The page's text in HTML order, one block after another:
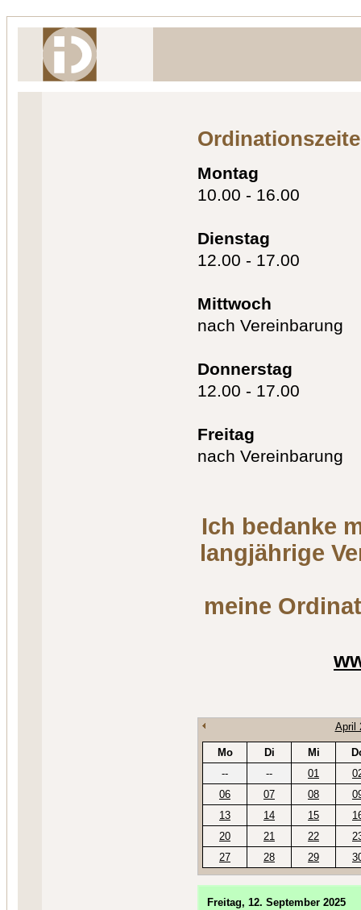
Montag
10.00 - 16.00
Dienstag
12.00 - 17.00
Mittwoch
nach Vereinbarung
Donnerstag
12.00 - 17.00
Freitag
nach Vereinbarung
Ich bedanke
langjährige
meine
April
Mo Di Mi
--
-- 01
06
07 08
13
14 15
20
21 22
27
28 29
Freitag, 12. September 2025